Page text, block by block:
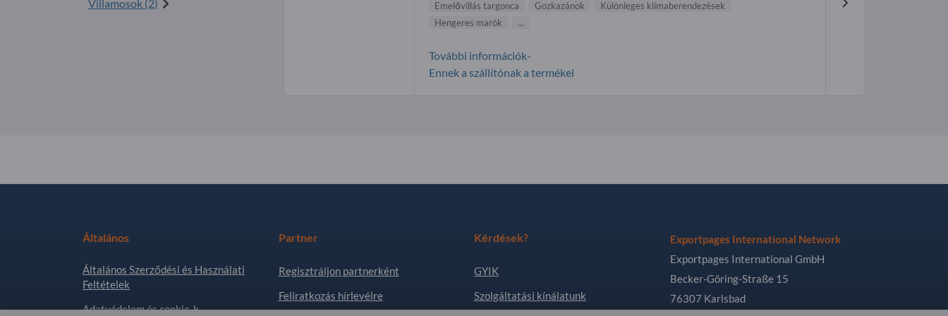
Villamosok (2)
Emelővillás targonca
Gozkazánok
Különleges klímaberendezések
Hengeres marók
...
További információk-
Ennek a szállítónak a termékei
Általános
Általános Szerződési és Használati
Feltételek
Adatvédelem és cookie-k
Partner
Regisztráljon partnerként
Feliratkozás hírlevélre
Kérdések?
GYIK
Szolgáltatási kínálatunk
Exportpages International Network
Exportpages International GmbH
Becker-Göring-Straße 15
76307 Karlsbad